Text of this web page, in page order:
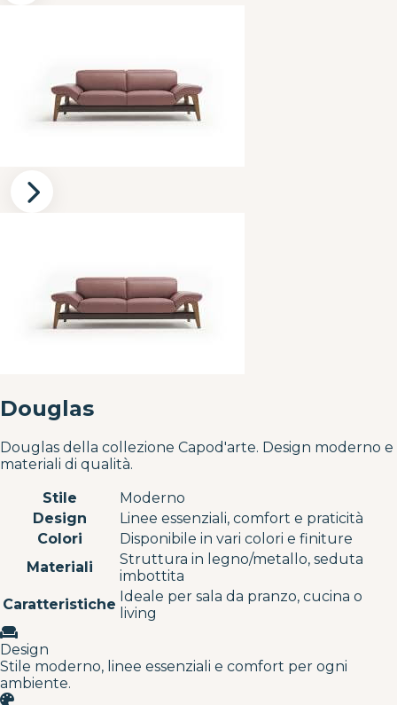
Douglas
Douglas della collezione Capod'arte. Design moderno e
materiali di qualità.
Stile
Moderno
Design
Linee essenziali, comfort e praticità
Colori
Disponibile in vari colori e finiture
Materiali
Struttura in legno/metallo, seduta
imbottita
Caratteristiche Ideale per sala da pranzo, cucina o
living
Design
Stile moderno, linee essenziali e comfort per ogni
ambiente.